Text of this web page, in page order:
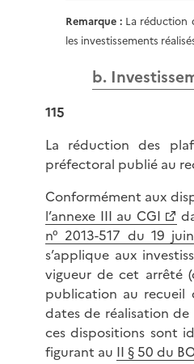
Remarque : La réduction
les investissements
b.
115
La réduction des
préfectoral publié au
Conformément aux
l’annexe III au CGI
n° 2013-517 du 19
s’applique aux
vigueur de cet arrêté
publication au recueil
dates de réalisation
ces dispositions sont
figurant au II § 50 du